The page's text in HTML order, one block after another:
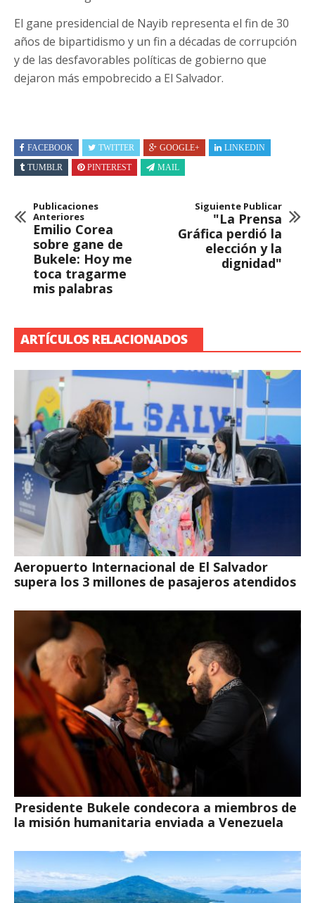
El gane presidencial de Nayib representa el fin de 30
años de bipartidismo y un fin a décadas de corrupción
y de las desfavorables políticas de gobierno que
dejaron más empobrecido a El Salvador.
FACEBOOK TWITTER GOOGLE+
LINKEDIN
TUMBLR
PINTEREST MAIL
Publicaciones
Anteriores
Emilio Corea
sobre gane de
Bukele: Hoy me
toca tragarme
mis palabras
Siguiente Publicar
"La Prensa
Gráfica perdió la
elección y la
dignidad"
ARTÍCULOS RELACIONADOS
Aeropuerto Internacional de El Salvador
supera los 3 millones de pasajeros atendidos
Presidente Bukele condecora a miembros de
la misión humanitaria enviada a Venezuela